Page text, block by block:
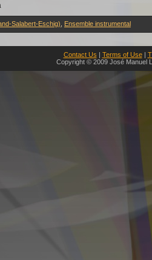
Salabert-Eschig) Ensemble instrumental
Contact Us | Terms of Use|
Copyright © 2009 José Manuel